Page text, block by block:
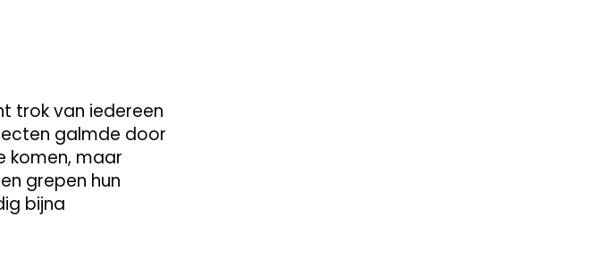
trok van iedereen
galmde door
komen, maar
grepen hun
bijna